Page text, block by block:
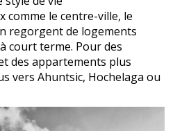
comme le centre-ville, le
regorgent de logements
court terme. Pour des
des appartements plus
vers Ahuntsic, Hochelaga ou